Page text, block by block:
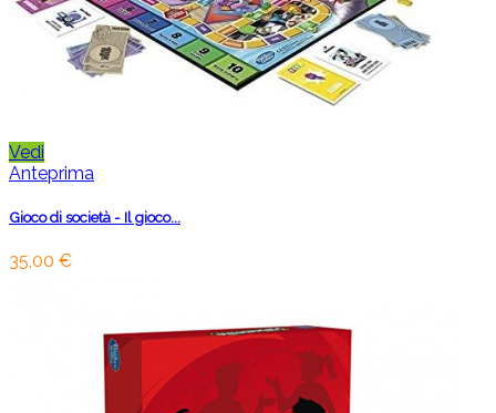
Vedi
Anteprima
Gioco di società - Il gioco...
35,00 €